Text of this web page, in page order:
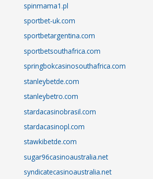
spinmama1.pl
sportbet-uk.com
sportbetargentina.com
sportbetsouthafrica.com
springbokcasinosouthafrica.com
stanleybetde.com
stanleybetro.com
stardacasinobrasil.com
stardacasinopl.com
stawkibetde.com
sugar96casinoaustralia.net
syndicatecasinoaustralia.net